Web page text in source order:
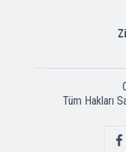
Tüm Hakları